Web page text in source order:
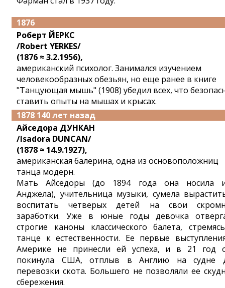
1876
Роберт ЙЕРКС
/Robert YERKES/
(1876 ≈ 3.2.1956),
американский психолог. Занимался изучением
человекообразных обезьян, но еще ранее в книге
"Танцующая мышь" (1908) убедил всех, что
ставить опыты на мышах и крысах.
1878 140 лет назад
Айседора ДУНКАН
/Isadora DUNCAN/
(1878 ≈ 14.9.1927),
американская балерина, одна из основоположниц
танца модерн.
Мать Айседоры (до 1894 года она носила
Анджела), учительница музыки, сумела
воспитать четверых детей на свои
заработки. Уже в юные годы девочка
строгие каноны классического балета,
танце к естественности. Ее первые
Америке не принесли ей успеха, и в 21 год
покинула США, отплыв в Англию на судне
перевозки скота. Большего не позволяли ее
сбережения.